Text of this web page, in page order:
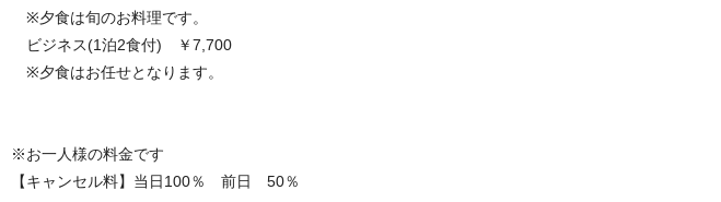
※夕食は旬のお料理です。
ビジネス(1泊2食付) ￥7,700
※夕食はお任せとなります。
※お一人様の料金です
【キャンセル料】当日100％ 前日 50％